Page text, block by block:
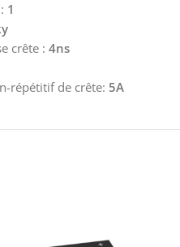
1
crête : 4ns
répétitif de crête: 5A